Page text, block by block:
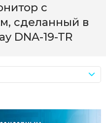
с
сделанный в
DNA-19-TR